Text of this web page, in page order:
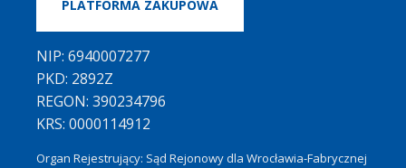
PLATFORMA ZAKUPOWA
NIP: 6940007277
PKD: 2892Z
REGON: 390234796
KRS: 0000114912
Organ Rejestrujący: Sąd Rejonowy dla Wrocławia-Fabrycznej